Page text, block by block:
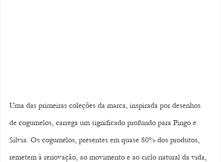
Uma das primeiras coleções da marca, inspirada por desenhos
de cogumelos, carrega um significado profundo para Pingo e
Silvia. Os cogumelos, presentes em quase 80% dos produtos,
remetem à renovação, ao movimento e ao ciclo natural da vida,